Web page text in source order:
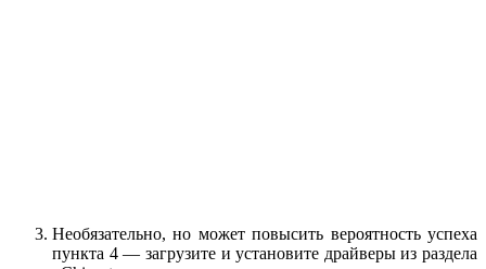
Необязательно, но может повысить вероятность успеха
пункта 4 — загрузите и установите драйверы из раздела